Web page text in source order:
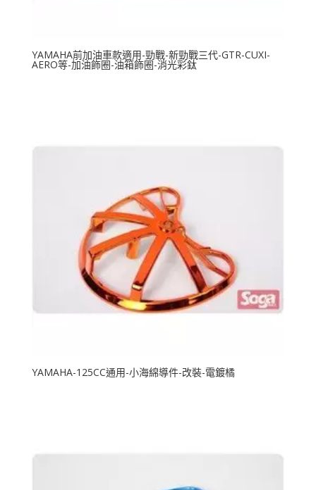
YAMAHA前加油車款適用-勁戰-新勁戰三代-GTR-CUXI-
AERO等-加油飾圈-油箱飾圈-消光彩鈦
YAMAHA-125CC通用-小海綿導件-改裝-電鍍橘